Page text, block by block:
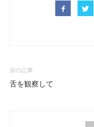
前の記事
舌を観察して